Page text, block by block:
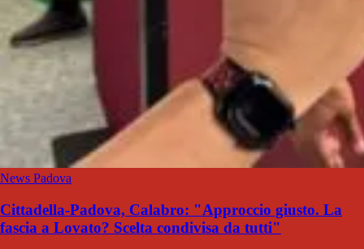
News Padova
Cittadella-Padova, Calabro: "Approccio giusto. La
fascia a Lovato? Scelta condivisa da tutti"